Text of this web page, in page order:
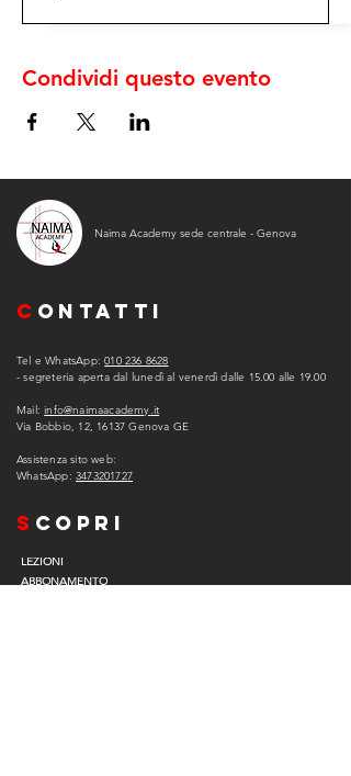
Condividi questo evento
Naima Academy sede centrale - Genova
C ONTATTI
Tel e WhatsApp:010 236 8628
- segreteria aperta dal lunedì al venerdì dalle 15.00 alle 19.00
Mail:info@naimaacademy.it
Via Bobbio, 12, 16137 Genova GE
Assistenza sito web:
WhatsApp:3473201727
s copri
LEZIONI
ABBONAMENTO